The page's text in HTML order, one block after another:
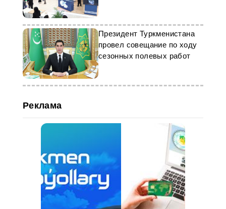
Президент Туркменистана
провел совещание по ходу
сезонных полевых работ
Реклама